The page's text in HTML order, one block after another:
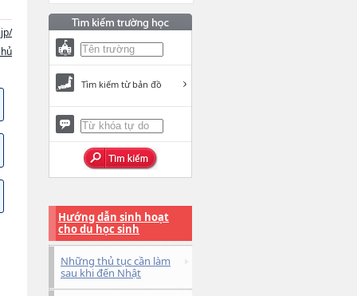
Tìm kiếm từ bản đồ
Hướng dẫn sinh hoạt
cho du học sinh
Những thủ tục cần làm
sau khi đến Nhật